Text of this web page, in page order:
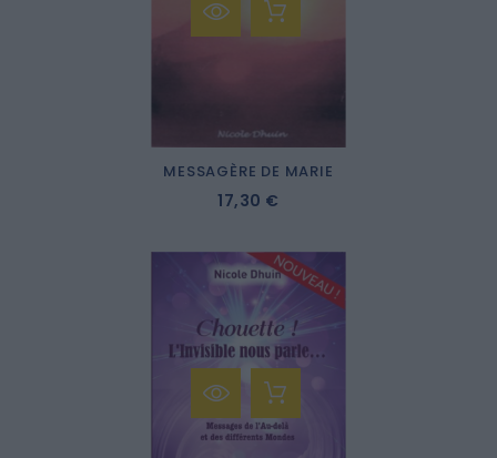
MESSAGÈRE DE MARIE
17,30 €